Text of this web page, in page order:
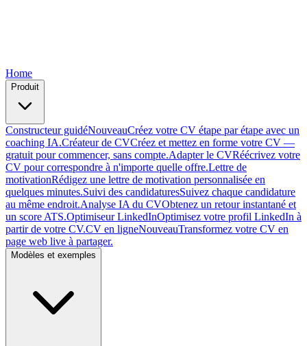
Home
Produit
Constructeur guidéNouveauCréez votre CV étape par étape avec un
coaching IA.Créateur de CVCréez et mettez en forme votre CV —
gratuit pour commencer, sans compte.Adapter le CVRéécrivez votre
CV pour correspondre à n'importe quelle offre.Lettre de
motivationRédigez une lettre de motivation personnalisée en
quelques minutes.Suivi des candidaturesSuivez chaque candidature
au même endroit.Analyse IA du CVObtenez un retour instantané et
un score ATS.Optimiseur LinkedInOptimisez votre profil LinkedIn à
partir de votre CV.CV en ligneNouveauTransformez votre CV en
page web live à partager.
Modèles et exemples